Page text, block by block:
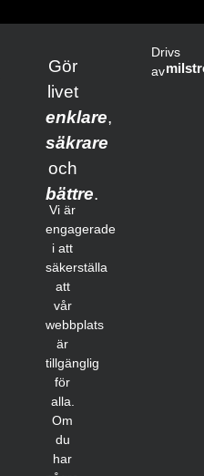
Gör
livet
enklare,
säkrare
och
bättre.
Vi är
engagerade
i att
säkerställa
att
vår
webbplats
är
tillgänglig
för
alla.
Om
du
har
Drivs
av